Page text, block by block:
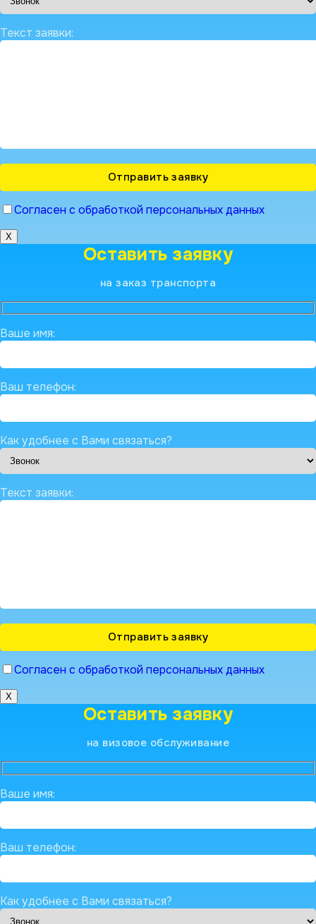
Текст заявки:
Согласен с обработкой персональных данных
X
Оставить заявку
на заказ транспорта
Ваше имя:
Ваш телефон:
Как удобнее с Вами связаться?
Текст заявки:
Согласен с обработкой персональных данных
X
Оставить заявку
на визовое обслуживание
Ваше имя:
Ваш телефон:
Как удобнее с Вами связаться?